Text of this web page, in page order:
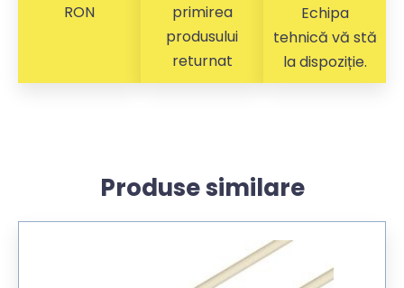
RON
primirea
produsului
returnat
Echipa
tehnică vă stă
la dispoziție.
Produse similare